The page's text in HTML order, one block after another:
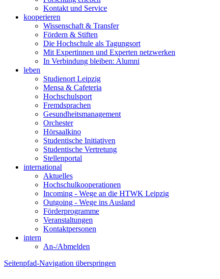
Kontakt und Service
kooperieren
Wissenschaft & Transfer
Fördern & Stiften
Die Hochschule als Tagungsort
Mit Expertinnen und Experten netzwerken
In Verbindung bleiben: Alumni
leben
Studienort Leipzig
Mensa & Cafeteria
Hochschulsport
Fremdsprachen
Gesundheitsmanagement
Orchester
Hörsaalkino
Studentische Initiativen
Studentische Vertretung
Stellenportal
international
Aktuelles
Hochschulkooperationen
Incoming - Wege an die HTWK Leipzig
Outgoing - Wege ins Ausland
Förderprogramme
Veranstaltungen
Kontaktpersonen
intern
An-/Abmelden
Seitenpfad-Navigation überspringen